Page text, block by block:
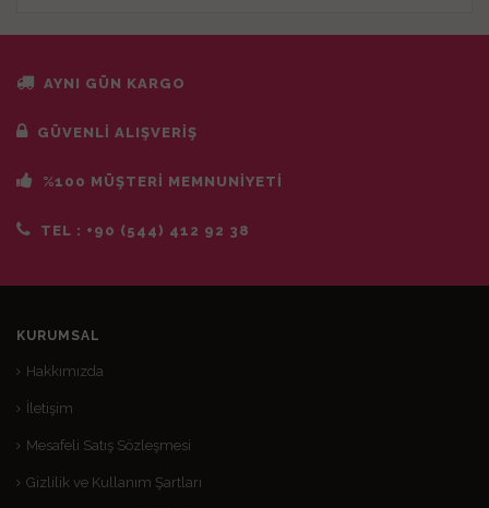
AYNI GÜN KARGO
GÜVENLİ ALIŞVERİŞ
%100 MÜŞTERİ MEMNUNİYETİ
TEL : +90 (544) 412 92 38
KURUMSAL
Hakkımızda
İletişim
Mesafeli Satış Sözleşmesi
Gizlilik ve Kullanım Şartları